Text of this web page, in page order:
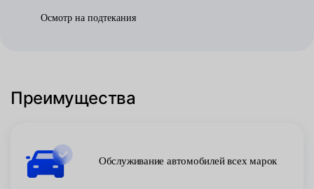
Осмотр на подтекания
Преимущества
Обслуживание автомобилей всех марок